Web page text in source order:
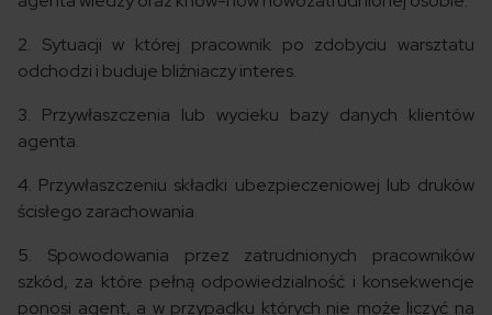
2. Sytuacji w której pracownik po zdobyciu warsztatu
odchodzi i buduje bliźniaczy interes.
3. Przywłaszczenia lub wycieku bazy danych klientów
agenta.
4. Przywłaszczeniu składki ubezpieczeniowej lub druków
ścisłego zarachowania.
5. Spowodowania przez zatrudnionych pracowników
szkód, za które pełną odpowiedzialność i konsekwencje
ponosi agent, a w przypadku których nie może liczyć na